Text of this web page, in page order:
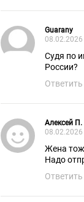
Guarany
08.02.2026
Судя по
России?
Ответить
Алексей П.
08.02.2026
Жена
Надо
Ответить